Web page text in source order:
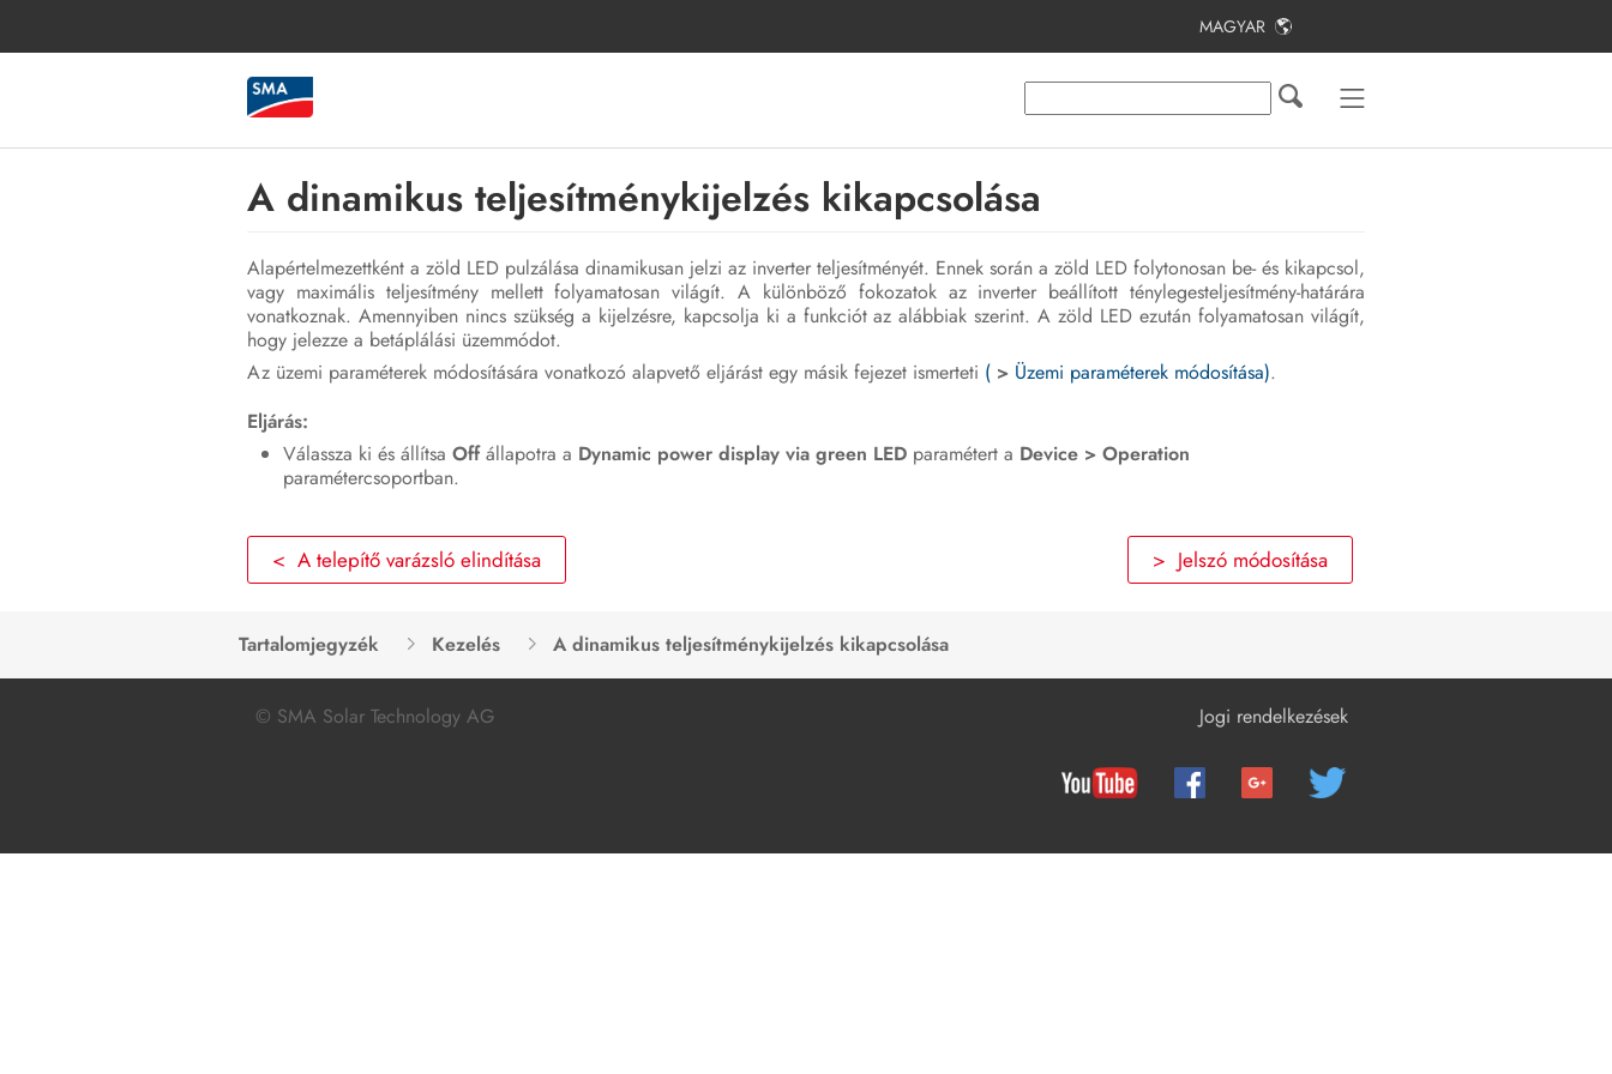
MAGYAR
A dinamikus teljesítménykijelzés kikapcsolása
Alapértelmezettként a zöld LED pulzálása dinamikusan jelzi az inverter teljesítményét. Ennek során a zöld LED folytonosan be- és kikapcsol,
vagy maximális teljesítmény mellett folyamatosan világít. A különböző fokozatok az inverter beállított ténylegesteljesítmény-határára
vonatkoznak. Amennyiben nincs szükség a kijelzésre, kapcsolja ki a funkciót az alábbiak szerint. A zöld LED ezután folyamatosan világít,
hogy jelezze a betáplálási üzemmódot.
Az üzemi paraméterek módosítására vonatkozó alapvető eljárást egy másik fejezet ismerteti ( > Üzemi paraméterek módosítása).
Eljárás:
Válassza ki és állítsa Offállapotra a Dynamic power display via green LED paramétert a Device > Operation
paramétercsoportban.
< A telepítő varázsló elindítása > Jelszó módosítása
Tartalomjegyzék Kezelés A dinamikus teljesítménykijelzés kikapcsolása
© SMA Solar Technology AG Jogi rendelkezések
Tartalomjegyzék
További szükséges anyagok és
segédeszközök
Termékáttekintés
Üzembe helyezés
Kezelés
Az inverter üzemen kívül helyezése